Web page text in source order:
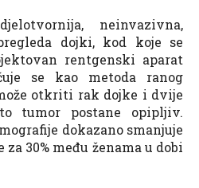
neinvazivna,
dojki, kod koje se
rentgenski aparat
se kao metoda ranog
otkriti rak dojke i dvije
tumor postane opipljiv.
dokazano smanjuje
30% među ženama u dobi